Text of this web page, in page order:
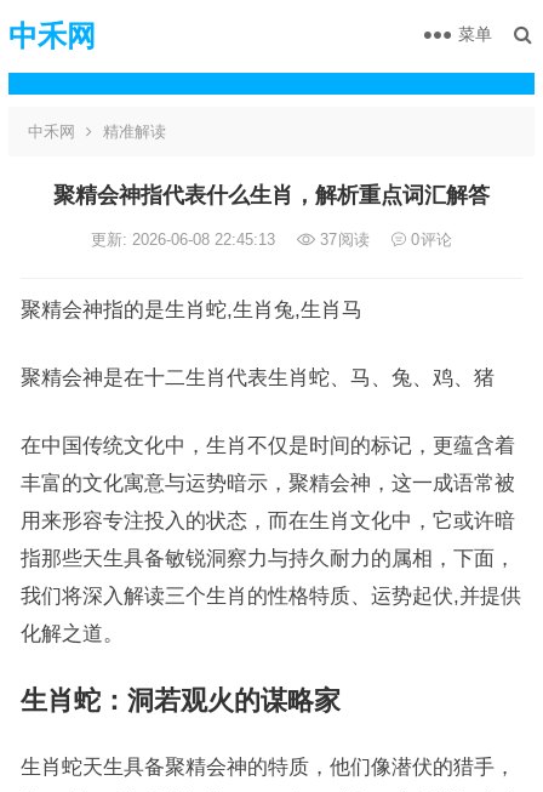
中禾网 菜单
中禾网 精准解读
聚精会神指代表什么生肖，解析重点词汇解答
更新: 2026-06-08 22:45:13 37阅读 0评论
聚精会神指的是生肖蛇,生肖兔,生肖马
聚精会神是在十二生肖代表生肖蛇、马、兔、鸡、猪
在中国传统文化中，生肖不仅是时间的标记，更蕴含着
丰富的文化寓意与运势暗示，聚精会神，这一成语常被
用来形容专注投入的状态，而在生肖文化中，它或许暗
指那些天生具备敏锐洞察力与持久耐力的属相，下面，
我们将深入解读三个生肖的性格特质、运势起伏,并提供
化解之道。
生肖蛇：洞若观火的谋略家
生肖蛇天生具备聚精会神的特质，他们像潜伏的猎手，